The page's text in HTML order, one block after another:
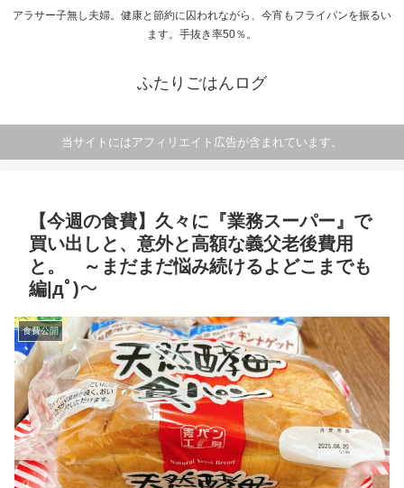
アラサー子無し夫婦。健康と節約に囚われながら、今宵もフライパンを振るい
ます。手抜き率50％。
ふたりごはんログ
当サイトにはアフィリエイト広告が含まれています。
【今週の食費】久々に『業務スーパー』で
買い出しと、意外と高額な義父老後費用
と。 ～まだまだ悩み続けるよどこまでも
編|дﾟ)～
食費公開